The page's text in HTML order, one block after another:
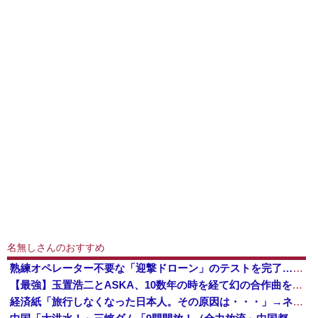
名無しさんのおすすめ
熟練オペレーター不要な「迎撃ドローン」のテストを完了…自らが目標を追尾する映像公開！
【最強】玉置浩二とASKA、10数年の時を経て幻の合作曲をガチリリースへ
経済紙「旅行しなくなった日本人。その原因は・・・」→ネット民、総ツッコミで“真の原因”を突き付ける